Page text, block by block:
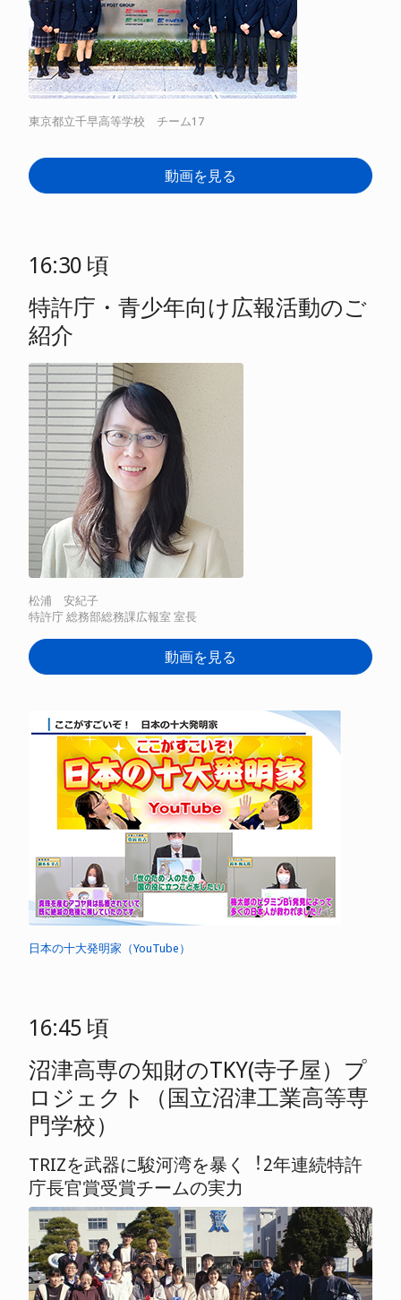
東京都立千早高等学校 チーム17
動画を見る
16:30 頃
特許庁・青少年向け広報活動のご
紹介
松浦 安紀子
特許庁 総務部総務課広報室 室長
動画を見る
日本の十大発明家（YouTube）
16:45 頃
沼津高専の知財のTKY(寺子屋）プ
ロジェクト（国立沼津工業高等専
門学校）
TRIZを武器に駿河湾を暴く︕2年連続特許
庁長官賞受賞チームの実力